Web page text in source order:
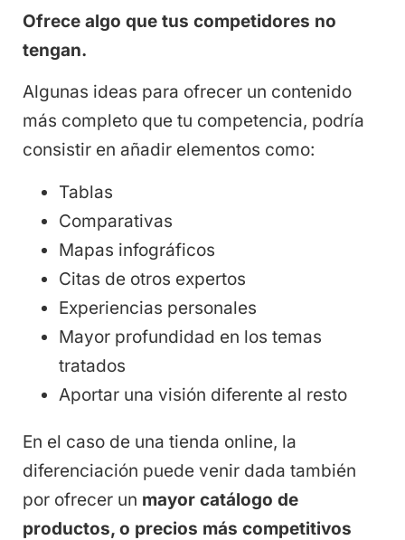
Ofrece algo que tus competidores no
tengan.
Algunas ideas para ofrecer un contenido
más completo que tu competencia, podría
consistir en añadir elementos como:
Tablas
Comparativas
Mapas infográficos
Citas de otros expertos
Experiencias personales
Mayor profundidad en los temas
tratados
Aportar una visión diferente al resto
En el caso de una tienda online, la
diferenciación puede venir dada también
por ofrecer un mayor catálogo de
productos, o precios más competitivos